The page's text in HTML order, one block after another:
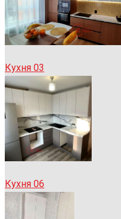
Кухня 03
Кухня 06